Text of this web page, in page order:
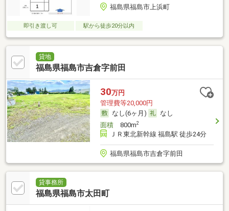
福島県福島市上浜町
即引き渡し可 駅から徒歩20分以内
貸地
福島県福島市吉倉字前田
30万円
管理費等20,000円
なし(6ヶ月)
なし
面積800m2
ＪＲ東北新幹線 福島駅 徒歩24分
福島県福島市吉倉字前田
貸事務所
福島県福島市太田町